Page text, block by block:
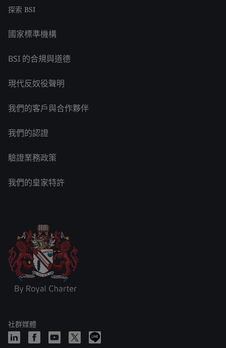
探索 BSI
國家標準機構
BSI 的合規與道德
現代反奴役聲明
我們的客戶與合作夥伴
我們的認證
驗證業務政策
我們的皇家特許
社群媒體